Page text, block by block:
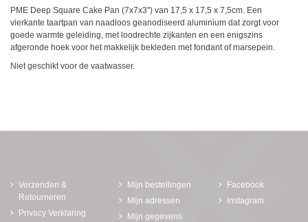
PME Deep Square Cake Pan (7x7x3") van 17,5 x 17,5 x 7,5cm. Een
vierkante taartpan van naadloos geanodiseerd aluminium dat zorgt voor
goede warmte geleiding, met loodrechte zijkanten en een enigszins
afgeronde hoek voor het makkelijk bekleden met fondant of marsepein.
Niet geschikt voor de vaatwasser.
Verzenden &
Retourneren
Privacy Verklaring
Mijn bestellingen
Mijn adressen
Mijn gegevens
Facebook
Instagram